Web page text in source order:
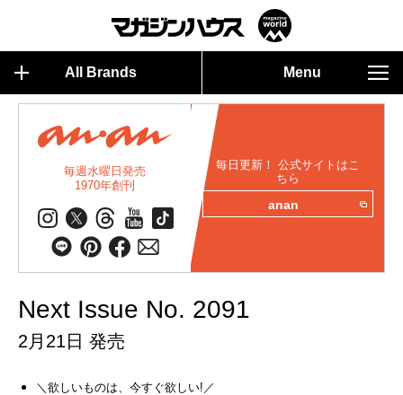
All Brands Menu
毎週水曜日発売
1970年創刊
毎日更新！ 公式サイトはこ
ちら
anan
Next Issue No. 2091
2月21日 発売
＼欲しいものは、今すぐ欲しい!／